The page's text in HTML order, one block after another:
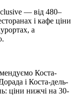
— від 480–
і кафе ціни
а
Коста-
і Коста-дель-
ціни нижчі на 30-